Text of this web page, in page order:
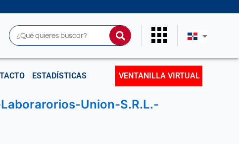
Buscar
ESTADÍSTICAS VENTANILLA VIRTUAL
Union-S.R.L.-